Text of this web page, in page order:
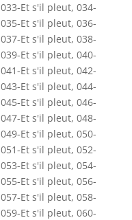
033-Et s'il pleut, 034-
035-Et s'il pleut, 036-
037-Et s'il pleut, 038-
039-Et s'il pleut, 040-
041-Et s'il pleut, 042-
043-Et s'il pleut, 044-
045-Et s'il pleut, 046-
047-Et s'il pleut, 048-
049-Et s'il pleut, 050-
051-Et s'il pleut, 052-
053-Et s'il pleut, 054-
055-Et s'il pleut, 056-
057-Et s'il pleut, 058-
059-Et s'il pleut, 060-